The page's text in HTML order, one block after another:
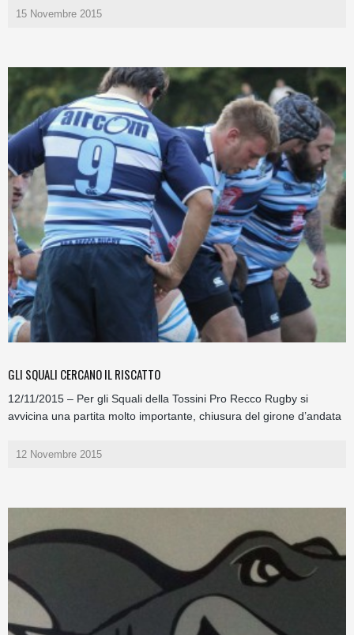
15 Novembre 2015
GLI SQUALI CERCANO IL RISCATTO
12/11/2015 – Per gli Squali della Tossini Pro Recco Rugby si
avvicina una partita molto importante, chiusura del girone d’andata
12 Novembre 2015